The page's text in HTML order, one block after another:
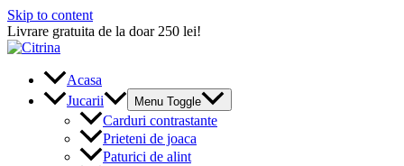
Skip to content
Livrare gratuita de la doar 250 lei!
Acasa
Jucarii
Menu Toggle
Carduri contrastante
Prieteni de joaca
Paturici de alint